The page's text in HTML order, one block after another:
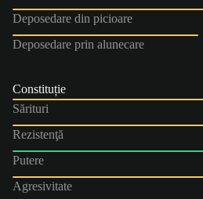
Deposedare din picioare
Deposedare prin alunecare
Constituție
Sărituri
Rezistenţă
Putere
Agresivitate